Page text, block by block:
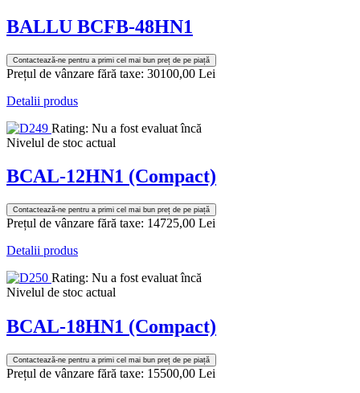
BALLU BCFB-48HN1
Contactează-ne pentru a primi cel mai bun preț de pe piață
Prețul de vânzare fără taxe: 30100,00 Lei
Detalii produs
Rating: Nu a fost evaluat încă
Nivelul de stoc actual
BCAL-12HN1 (Compact)
Contactează-ne pentru a primi cel mai bun preț de pe piață
Prețul de vânzare fără taxe: 14725,00 Lei
Detalii produs
Rating: Nu a fost evaluat încă
Nivelul de stoc actual
BCAL-18HN1 (Compact)
Contactează-ne pentru a primi cel mai bun preț de pe piață
Prețul de vânzare fără taxe: 15500,00 Lei